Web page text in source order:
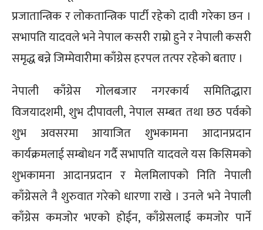
प्रजातान्त्रिक र लोकतान्त्रिक पार्टी रहेको दावी गरेका छन ।
सभापति यादवले भने नेपाल कसरी राम्रो हुने र नेपाली कसरी
समृद्ध बन्ने जिम्मेवारीमा काँग्रेस हरपल तत्पर रहेको बताए ।
नेपाली काँग्रेस गोलबजार नगरकार्य समितिद्धारा
विजयादशमी, शुभ दीपावली, नेपाल सम्बत तथा छठ पर्वको
शुभ अवसरमा आयाजित शुभकामना आदानप्रदान
कार्यक्रमलाई सम्बोधन गर्दै सभापति यादवले यस किसिमको
शुभकामना आदानप्रदान र मेलमिलापको निति नेपाली
काँग्रेसले नै शुरुवात गरेको धारणा राखे । उनले भने नेपाली
काँग्रेस कमजोर भएको होईन, काँग्रेसलाई कमजोर पार्ने